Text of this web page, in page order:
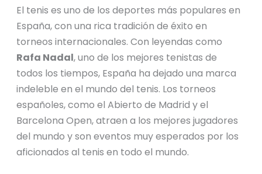
El tenis es uno de los deportes más populares en
España, con una rica tradición de éxito en
torneos internacionales. Con leyendas como
Rafa Nadal, uno de los mejores tenistas de
todos los tiempos, España ha dejado una marca
indeleble en el mundo del tenis. Los torneos
españoles, como el Abierto de Madrid y el
Barcelona Open, atraen a los mejores jugadores
del mundo y son eventos muy esperados por los
aficionados al tenis en todo el mundo.